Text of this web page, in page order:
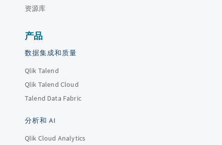
资源库
产品
数据集成和质量
Qlik Talend
Qlik Talend Cloud
Talend Data Fabric
分析和 AI
Qlik Cloud Analytics